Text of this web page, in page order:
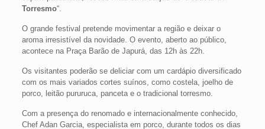
Torresmo“.
O grande festival pretende movimentar a região e deixar o
aroma irresistível da novidade. O evento, aberto ao público,
acontece na Praça Barão de Japurá, das 12h às 22h.
Os visitantes poderão se deliciar com um cardápio diversificado
com os mais variados cortes suínos, como costela, joelho de
porco, leitão pururuca, panceta e o tradicional torresmo.
Com a presença do renomado e internacionalmente conhecido,
Chef Adan Garcia, especialista em porco, durante todos os dias